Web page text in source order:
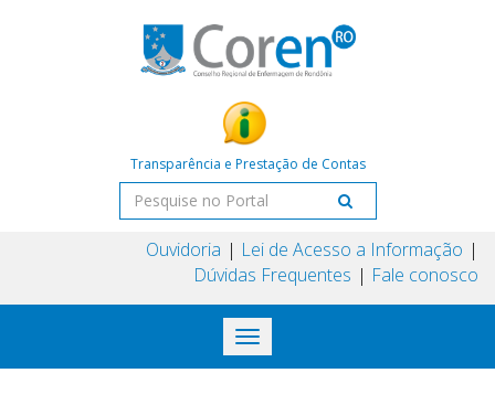
Transparência e Prestação de Contas
Ouvidoria
Lei de Acesso a Informação
Dúvidas Frequentes
Fale conosco
Toggle
navigation